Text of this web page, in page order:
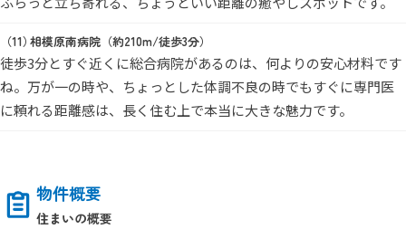
相模原南病院（約210m/徒歩3分）
徒歩3分とすぐ近くに総合病院があるのは、何よりの安心材料です
ね。万が一の時や、ちょっとした体調不良の時でもすぐに専門医
に頼れる距離感は、長く住む上で本当に大きな魅力です。
物件概要
住まいの概要